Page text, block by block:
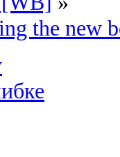
the new